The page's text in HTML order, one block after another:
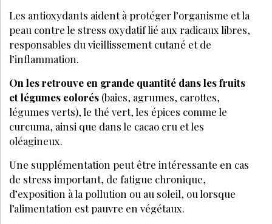
Les antioxydants aident à protéger l’organisme et la
peau contre le stress oxydatif lié aux radicaux libres,
responsables du vieillissement cutané et de
l’inflammation.
On les retrouve en grande quantité dans les fruits
et légumes colorés (baies, agrumes, carottes,
légumes verts), le thé vert, les épices comme le
curcuma, ainsi que dans le cacao cru et les
oléagineux.
Une supplémentation peut être intéressante en cas
de stress important, de fatigue chronique,
d’exposition à la pollution ou au soleil, ou lorsque
l’alimentation est pauvre en végétaux.